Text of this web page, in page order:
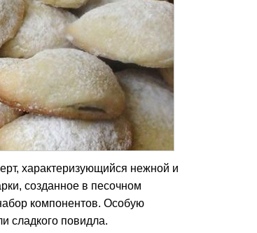
характеризующийся нежной и
созданное в песочном
компонентов. Особую
сладкого повидла.